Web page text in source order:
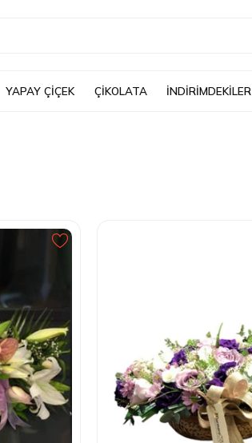
YAPAY ÇİÇEK ÇİKOLATA İNDİRİMDEKİLER